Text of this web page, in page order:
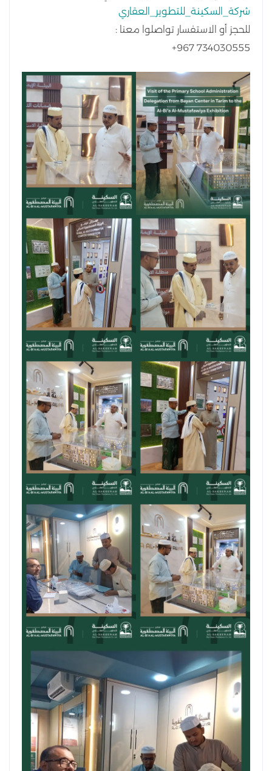
شركة _السكينة_للتطوير_العقاري
للحجز أو الاستفسار تواصلوا معنا :
‪‪+967 734030555‬‬